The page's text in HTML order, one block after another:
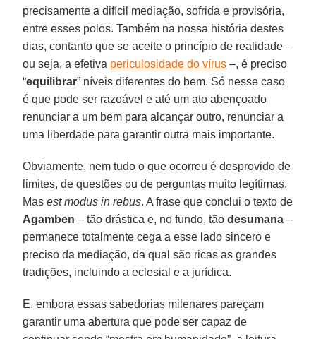
precisamente a difícil mediação, sofrida e provisória,
entre esses polos. Também na nossa história destes
dias, contanto que se aceite o princípio de realidade –
ou seja, a efetiva periculosidade do vírus –, é preciso
“equilibrar” níveis diferentes do bem. Só nesse caso
é que pode ser razoável e até um ato abençoado
renunciar a um bem para alcançar outro, renunciar a
uma liberdade para garantir outra mais importante.
Obviamente, nem tudo o que ocorreu é desprovido de
limites, de questões ou de perguntas muito legítimas.
Masest modus in rebus. A frase que conclui o texto de
Agamben – tão drástica e, no fundo, tãodesumana –
permanece totalmente cega a esse lado sincero e
preciso da mediação, da qual são ricas as grandes
tradições, incluindo a eclesial e a jurídica.
E, embora essas sabedorias milenares pareçam
garantir uma abertura que pode ser capaz de